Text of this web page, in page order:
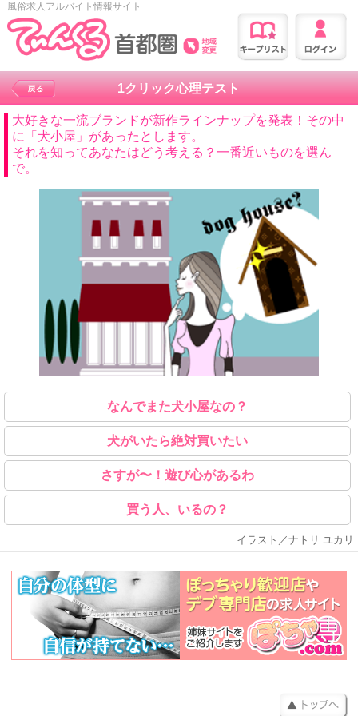
風俗求人アルバイト情報サイト
1クリック心理テスト
大好きな一流ブランドが新作ラインナップを発表！その中
に「犬小屋」があったとします。
それを知ってあなたはどう考える？一番近いものを選ん
で。
なんでまた犬小屋なの？
犬がいたら絶対買いたい
さすが〜！遊び心があるわ
買う人、いるの？
イラスト／ナトリ ユカリ